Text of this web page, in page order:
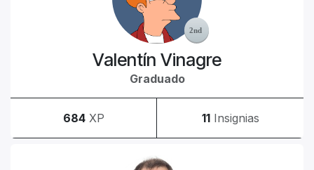
Valentín Vinagre
Graduado
684 XP 11 Insignias